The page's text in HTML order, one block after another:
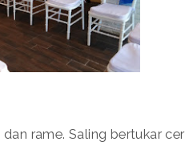
rame. Saling bertukar